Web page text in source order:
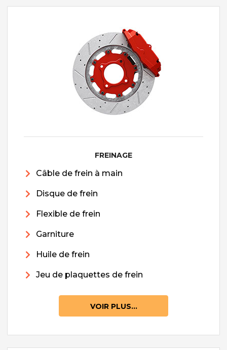
FREINAGE
Câble de frein à main
Disque de frein
Flexible de frein
Garniture
Huile de frein
Jeu de plaquettes de frein
VOIR PLUS...